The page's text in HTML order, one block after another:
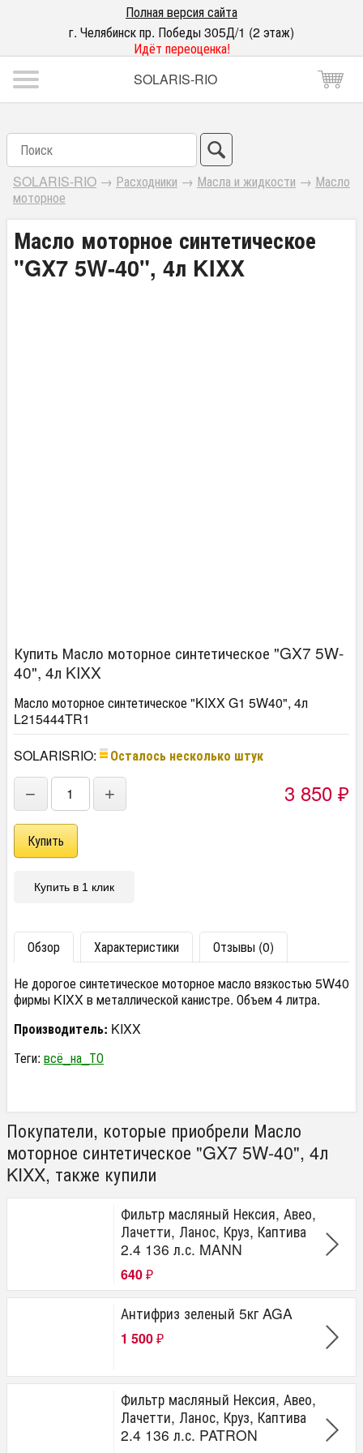
Полная версия сайта
г. Челябинск пр. Победы 305Д/1 (2 этаж)
Идёт переоценка!
SOLARIS-RIO
SOLARIS-RIO → Расходники → Масла и жидкости → Масло
моторное
Масло моторное синтетическое
"GX7 5W-40", 4л KIXX
Купить Масло моторное синтетическое "GX7 5W-
40", 4л KIXX
Масло моторное синтетическое "KIXX G1 5W40", 4л
L215444TR1
SOLARISRIO:
Осталось несколько штук
− + 3 850 ₽
Купить в 1 клик
Обзор Характеристики
Отзывы (0)
Не дорогое синтетическое моторное масло вязкостью 5W40
фирмы KIXX в металлической канистре. Объем 4 литра.
Производитель: KIXX
Теги: всё_на_ТО
Покупатели, которые приобрели Масло
моторное синтетическое "GX7 5W-40", 4л
KIXX, также купили
Фильтр масляный Нексия, Авео,
Лачетти, Ланос, Круз, Каптива
2.4 136 л.с. MANN
640 ₽
Антифриз зеленый 5кг AGA
1 500 ₽
Фильтр масляный Нексия, Авео,
Лачетти, Ланос, Круз, Каптива
2.4 136 л.с. PATRON